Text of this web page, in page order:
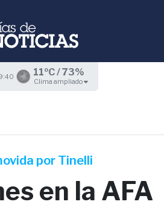
11ºC / 73%
Clima ampliado
por Tinelli
en la AFA